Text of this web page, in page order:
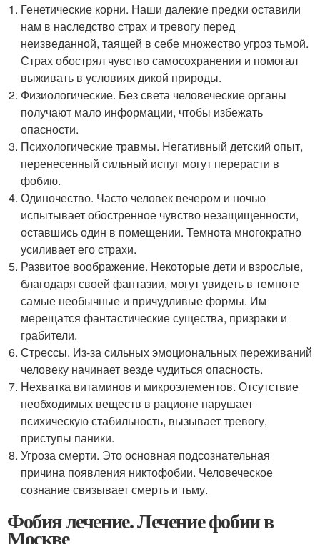
Генетические корни. Наши далекие предки оставили
нам в наследство страх и тревогу перед
неизведанной, таящей в себе множество угроз тьмой.
Страх обострял чувство самосохранения и помогал
выживать в условиях дикой природы.
Физиологические. Без света человеческие органы
получают мало информации, чтобы избежать
опасности.
Психологические травмы. Негативный детский опыт,
перенесенный сильный испуг могут перерасти в
фобию.
Одиночество. Часто человек вечером и ночью
испытывает обостренное чувство незащищенности,
оставшись один в помещении. Темнота многократно
усиливает его страхи.
Развитое воображение. Некоторые дети и взрослые,
благодаря своей фантазии, могут увидеть в темноте
самые необычные и причудливые формы. Им
мерещатся фантастические существа, призраки и
грабители.
Стрессы. Из-за сильных эмоциональных переживаний
человеку начинает везде чудиться опасность.
Нехватка витаминов и микроэлементов. Отсутствие
необходимых веществ в рационе нарушает
психическую стабильность, вызывает тревогу,
приступы паники.
Угроза смерти. Это основная подсознательная
причина появления никтофобии. Человеческое
сознание связывает смерть и тьму.
Фобия лечение. Лечение фобии в